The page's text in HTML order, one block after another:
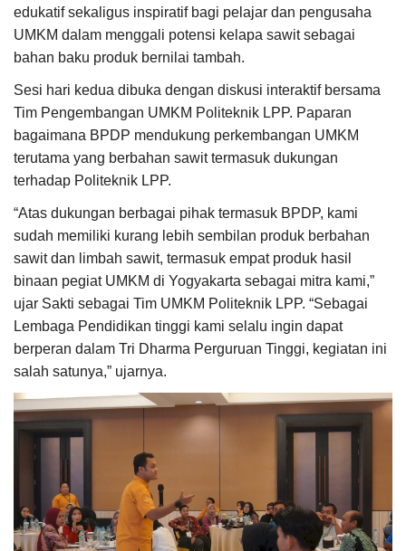
edukatif sekaligus inspiratif bagi pelajar dan pengusaha
UMKM dalam menggali potensi kelapa sawit sebagai
bahan baku produk bernilai tambah.
Sesi hari kedua dibuka dengan diskusi interaktif bersama
Tim Pengembangan UMKM Politeknik LPP. Paparan
bagaimana BPDP mendukung perkembangan UMKM
terutama yang berbahan sawit termasuk dukungan
terhadap Politeknik LPP.
“Atas dukungan berbagai pihak termasuk BPDP, kami
sudah memiliki kurang lebih sembilan produk berbahan
sawit dan limbah sawit, termasuk empat produk hasil
binaan pegiat UMKM di Yogyakarta sebagai mitra kami,”
ujar Sakti sebagai Tim UMKM Politeknik LPP. “Sebagai
Lembaga Pendidikan tinggi kami selalu ingin dapat
berperan dalam Tri Dharma Perguruan Tinggi, kegiatan ini
salah satunya,” ujarnya.